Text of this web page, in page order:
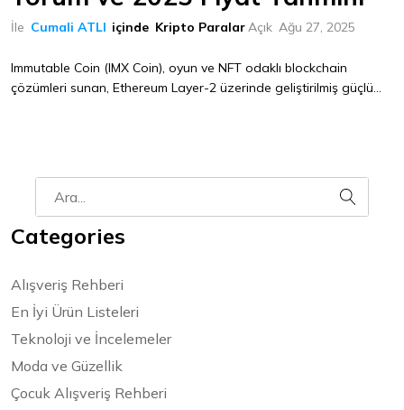
İle Cumali ATLI içinde Kripto ParalarAçık Ağu 27, 2025
Immutable Coin (IMX Coin), oyun ve NFT odaklı blockchain
çözümleri sunan, Ethereum Layer-2 üzerinde geliştirilmiş güçlü...
Categories
Alışveriş Rehberi
En İyi Ürün Listeleri
Teknoloji ve İncelemeler
Moda ve Güzellik
Çocuk Alışveriş Rehberi